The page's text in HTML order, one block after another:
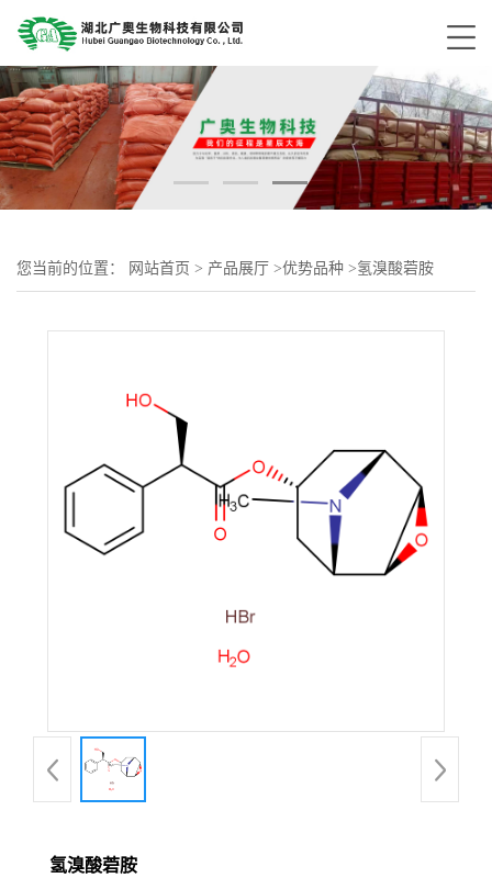
您当前的位置： 网站首页 > 产品展厅 >优势品种 >氢溴酸菪胺
氢溴酸菪胺